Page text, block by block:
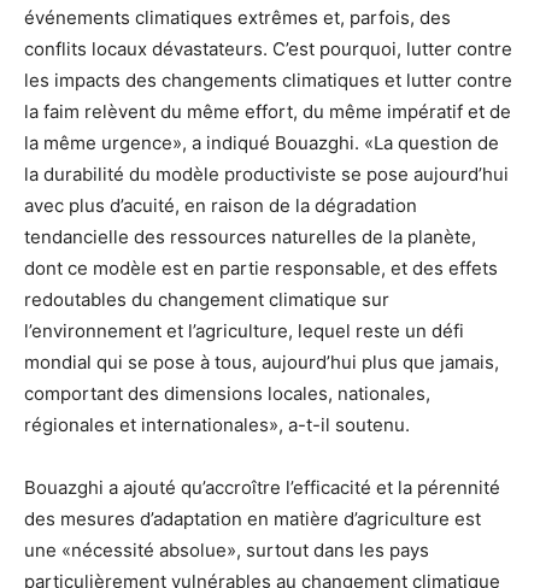
événements climatiques extrêmes et, parfois, des
conflits locaux dévastateurs. C’est pourquoi, lutter contre
les impacts des changements climatiques et lutter contre
la faim relèvent du même effort, du même impératif et de
la même urgence», a indiqué Bouazghi. «La question de
la durabilité du modèle productiviste se pose aujourd’hui
avec plus d’acuité, en raison de la dégradation
tendancielle des ressources naturelles de la planète,
dont ce modèle est en partie responsable, et des effets
redoutables du changement climatique sur
l’environnement et l’agriculture, lequel reste un défi
mondial qui se pose à tous, aujourd’hui plus que jamais,
comportant des dimensions locales, nationales,
régionales et internationales», a-t-il soutenu.
Bouazghi a ajouté qu’accroître l’efficacité et la pérennité
des mesures d’adaptation en matière d’agriculture est
une «nécessité absolue», surtout dans les pays
particulièrement vulnérables au changement climatique